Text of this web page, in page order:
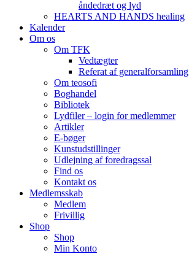
åndedræt og lyd
HEARTS AND HANDS healing
Kalender
Om os
Om TFK
Vedtægter
Referat af generalforsamling
Om teosofi
Boghandel
Bibliotek
Lydfiler – login for medlemmer
Artikler
E-bøger
Kunstudstillinger
Udlejning af foredragssal
Find os
Kontakt os
Medlemsskab
Medlem
Frivillig
Shop
Shop
Min Konto